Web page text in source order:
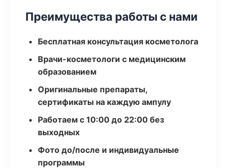
Преимущества работы с нами
Бесплатная консультация косметолога
Врачи-косметологи с медицинским
образованием
Оригинальные препараты,
сертификаты на каждую ампулу
Работаем с 10:00 до 22:00 без
выходных
Фото до/после и индивидуальные
программы